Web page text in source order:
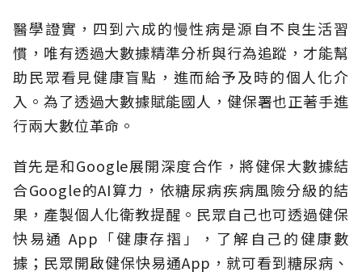
醫學證實，四到六成的慢性病是源自不良生活習
慣，唯有透過大數據精準分析與行為追蹤，才能幫
助民眾看見健康盲點，進而給予及時的個人化介
入。為了透過大數據賦能國人，健保署也正著手進
行兩大數位革命。
首先是和Google展開深度合作，將健保大數據結
合Google的AI算力，依糖尿病疾病風險分級的結
果，產製個人化衛教提醒。民眾自己也可透過健保
快易通 App「健康存摺」，了解自己的健康數
據；民眾開啟健保快易通App，就可看到糖尿病、